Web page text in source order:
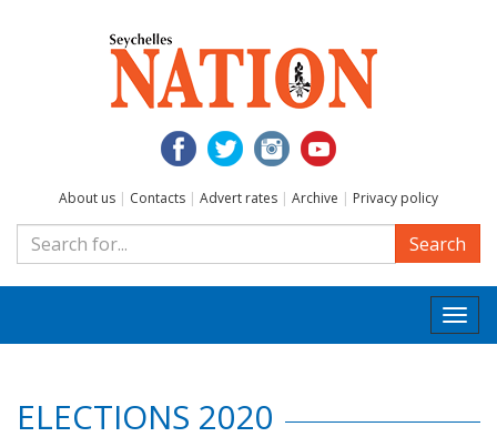
About us | Contacts | Advert rates | Archive | Privacy policy
Search
ELECTIONS 2020